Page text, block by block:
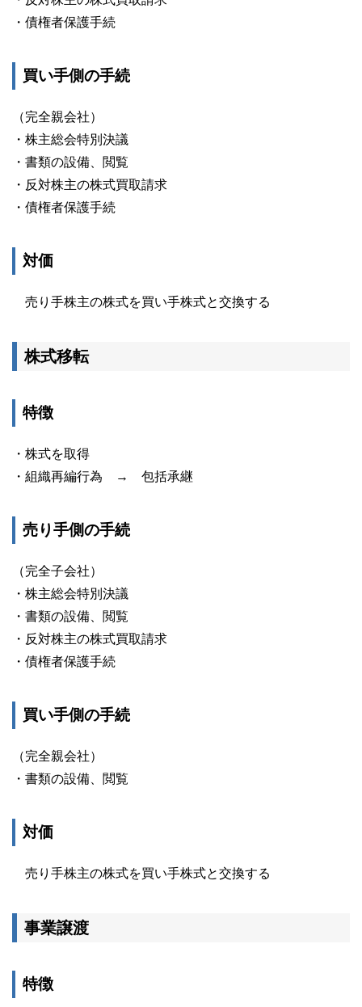
・債権者保護手続
買い手側の手続
（完全親会社）
・株主総会特別決議
・書類の設備、閲覧
・反対株主の株式買取請求
・債権者保護手続
対価
売り手株主の株式を買い手株式と交換する
株式移転
特徴
・株式を取得
・組織再編行為 → 包括承継
売り手側の手続
（完全子会社）
・株主総会特別決議
・書類の設備、閲覧
・反対株主の株式買取請求
・債権者保護手続
買い手側の手続
（完全親会社）
・書類の設備、閲覧
対価
売り手株主の株式を買い手株式と交換する
事業譲渡
特徴